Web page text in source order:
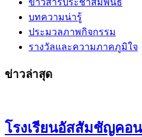
บทความน่ารู้
ประมวลภาพกิจกรรม
รางวัลและความภาคภูมิใจ
ข่าวล่าสุด
โรงเรียนอัสสัมชัญคอ